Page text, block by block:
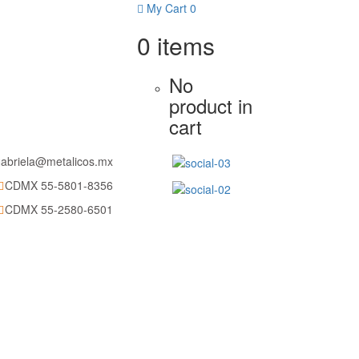
My Cart 0
0 items
No
product in
cart
CDMX 55-5801-8356
CDMX 55-2580-6501